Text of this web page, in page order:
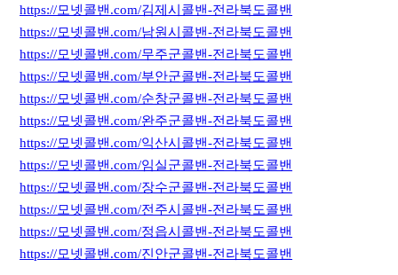
https://모넷콜밴.com/김제시콜밴-전라북도콜밴
https://모넷콜밴.com/남원시콜밴-전라북도콜밴
https://모넷콜밴.com/무주군콜밴-전라북도콜밴
https://모넷콜밴.com/부안군콜밴-전라북도콜밴
https://모넷콜밴.com/순창군콜밴-전라북도콜밴
https://모넷콜밴.com/완주군콜밴-전라북도콜밴
https://모넷콜밴.com/익산시콜밴-전라북도콜밴
https://모넷콜밴.com/임실군콜밴-전라북도콜밴
https://모넷콜밴.com/장수군콜밴-전라북도콜밴
https://모넷콜밴.com/전주시콜밴-전라북도콜밴
https://모넷콜밴.com/정읍시콜밴-전라북도콜밴
https://모넷콜밴.com/진안군콜밴-전라북도콜밴